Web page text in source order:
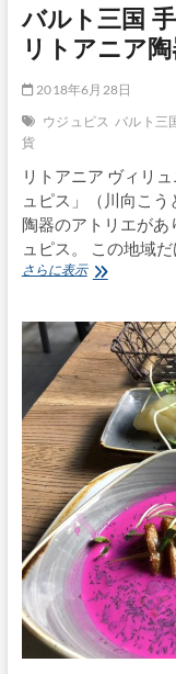
バルト三国
リトアニア
2018年6月28日
ウジュピス バルト三
貨
リトアニア ヴィリ
ュピス」（川向こ
陶器のアトリエがあ
ュピス。 この地域
さらに表示バ
三
国
手
仕
事
を
訪
る
旅〜
vol.11
リ
ト
ア
ニ
ア
陶
器